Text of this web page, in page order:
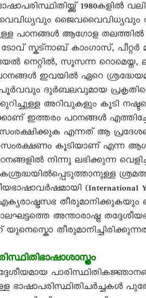
1980കളിൽ
ജൈവവൈവിധ്യവും
പഠനങ്ങൾ ആഗോള തലത്തിൽ
സ്കട്നാബ് കാംഗാസ്,
നെറ്റിൽ, സൂസന്ന റൊമെയ്ന,
ഇവയിൽ ഏറെ
ദുർബലവുമായ
അറിവുകളും കൂടി
ഇത്തരം പഠനങ്ങൾ
എന്നത് ആ
കൂടിയാണ് എന്ന
നിന്നു ലഭിക്കുന്ന
(International
തീരുമാനിക്കുകയും
അന്താരാഷ്ട്ര
ഭാഷാപരിസ്ഥിതിചർച്ചകൾ